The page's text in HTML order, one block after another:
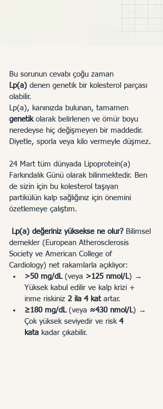
Bu sorunun cevabı çoğu zaman
Lp(a) denen genetik bir kolesterol parçası
olabilir.
Lp(a), kanınızda bulunan, tamamen
genetik olarak belirlenen ve ömür boyu
neredeyse hiç değişmeyen bir maddedir.
Diyetle, sporla veya kilo vermeyle düşmez.
24 Mart tüm dünyada Lipoprotein(a)
Farkındalık Günü olarak bilinmektedir. Ben
de sizin için bu kolesterol taşıyan
partikülün kalp sağlığınız için önemini
özetlemeye çalıştım.
Lp(a) değeriniz yüksekse ne olur? Bilimsel
dernekler (European Atherosclerosis
Society ve American College of
Cardiology) net rakamlarla açıklıyor:
>50 mg/dL (veya >125 nmol/L) →
Yüksek kabul edilir ve kalp krizi +
inme riskiniz 2 ila 4 kat artar.
≥180 mg/dL (veya ≈430 nmol/L) →
Çok yüksek seviyedir ve risk 4
kata kadar çıkabilir.